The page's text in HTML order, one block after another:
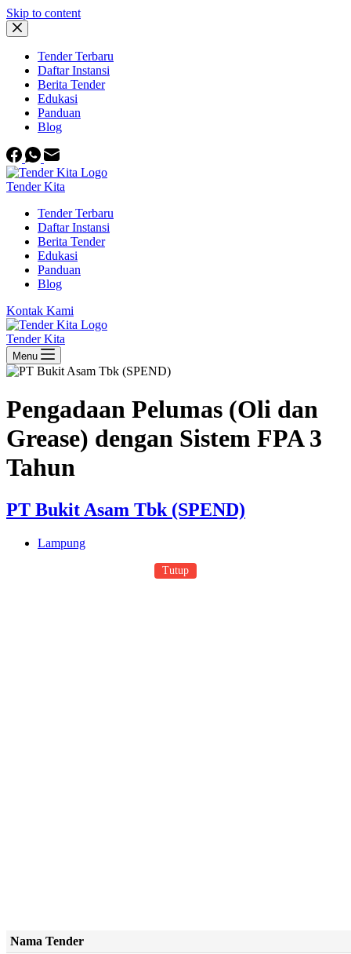
Skip to content
Tender Terbaru
Daftar Instansi
Berita Tender
Edukasi
Panduan
Blog
Tender Kita
Tender Terbaru
Daftar Instansi
Berita Tender
Edukasi
Panduan
Blog
Kontak Kami
Tender Kita
Menu
Pengadaan Pelumas (Oli dan
Grease) dengan Sistem FPA 3
Tahun
PT Bukit Asam Tbk (SPEND)
Lampung
Tutup
Nama Tender